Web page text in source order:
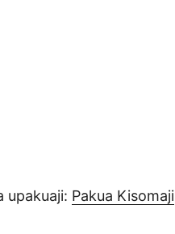
upakuaji: Pakua Kisomaji